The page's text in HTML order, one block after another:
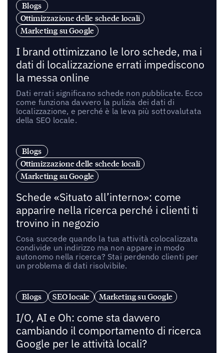
Blogs
Ottimizzazione delle schede locali
Marketing su Google
I brand ottimizzano le loro schede, ma i
dati di localizzazione errati impediscono
la messa online
Dati errati significano schede non pubblicate. Ecco
come funziona davvero la pulizia dei dati di
localizzazione, e perché è la leva più sottovalutata
della SEO locale.
Blogs
Ottimizzazione delle schede locali
Marketing su Google
Schede «Situato all’interno»: come
apparire nella ricerca perché i clienti ti
trovino in negozio
Cosa succede quando la tua attività colocalizzata
condivide un indirizzo ma non appare in modo
autonomo nella ricerca? Stai perdendo clienti per
un problema di dati risolvibile.
Blogs SEO locale Marketing su Google
I/O, AI e Oh: come sta davvero
cambiando il comportamento di ricerca
Google per le attività locali?